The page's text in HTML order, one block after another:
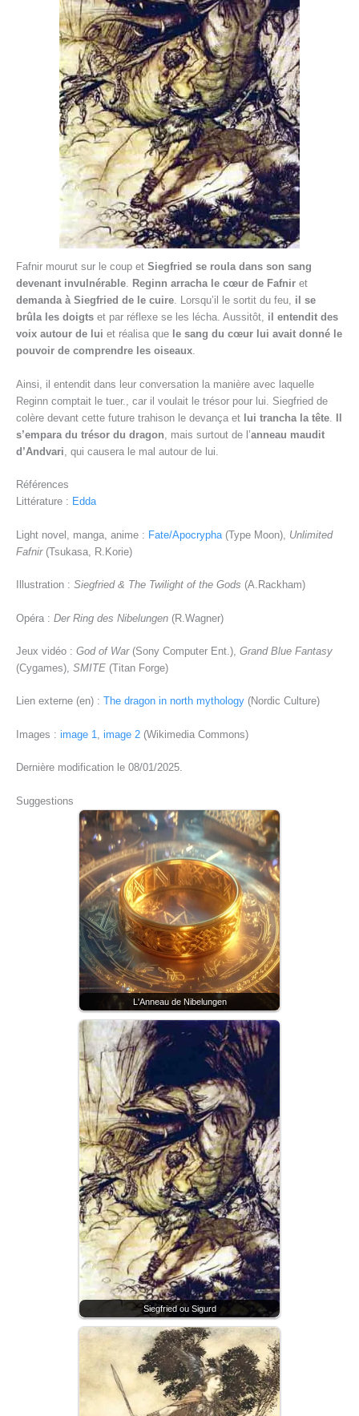
Fafnir mourut sur le coup et Siegfried se roula dans son sang
devenant invulnérable. Reginn arracha le cœur de Fafnir et
demanda à Siegfried de le cuire. Lorsqu’il le sortit du feu, il se
brûla les doigts et par réflexe se les lécha. Aussitôt, il entendit des
voix autour de lui et réalisa que le sang du cœur lui avait donné le
pouvoir de comprendre les oiseaux.
Ainsi, il entendit dans leur conversation la manière avec laquelle
Reginn comptait le tuer., car il voulait le trésor pour lui. Siegfried de
colère devant cette future trahison le devança et lui trancha la tête
s’empara du trésor du dragon , mais surtout de l’anneau maudit
d’Andvari , qui causera le mal autour de lui.
Références
Littérature : Edda
Light novel, manga, anime : Fate/Apocrypha (Type Moon), Unlimited
Fafnir(Tsukasa, R.Korie)
Illustration : Siegfried & The Twilight of the Gods (A.Rackham)
Opéra : Der Ring des Nibelungen (R.Wagner)
Jeux vidéo : God of War(Sony Computer Ent.), Grand Blue Fantasy
(Cygames), SMITE (Titan Forge)
Lien externe (en) : The dragon in north mythology (Nordic Culture)
Images : image 1 image 2 (Wikimedia Commons)
Dernière modification le 08/01/2025.
Suggestions
L'Anneau de Nibelungen
Siegfried ou Sigurd